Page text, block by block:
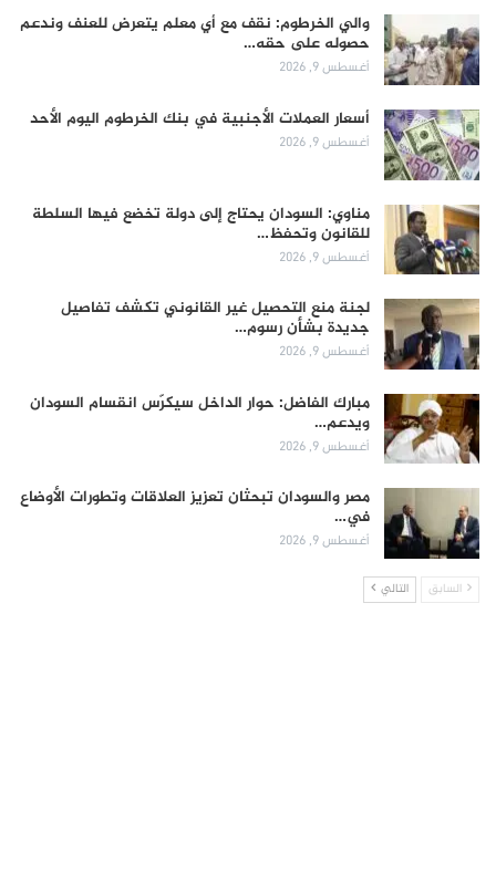
والي الخرطوم: نقف مع أي معلم يتعرض للعنف وندعم
حصوله على حقه…
أغسطس 9, 2026
أسعار العملات الأجنبية في بنك الخرطوم اليوم الأحد
أغسطس 9, 2026
مناوي: السودان يحتاج إلى دولة تخضع فيها السلطة
للقانون وتحفظ…
أغسطس 9, 2026
لجنة منع التحصيل غير القانوني تكشف تفاصيل
جديدة بشأن رسوم…
أغسطس 9, 2026
مبارك الفاضل: حوار الداخل سيكرّس انقسام السودان
ويدعم…
أغسطس 9, 2026
مصر والسودان تبحثان تعزيز العلاقات وتطورات الأوضاع
في…
أغسطس 9, 2026
السابق التالي